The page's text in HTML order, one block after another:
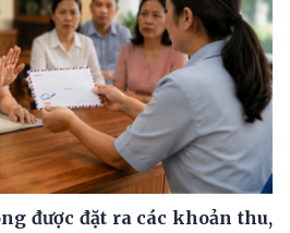
được đặt ra các khoản thu,